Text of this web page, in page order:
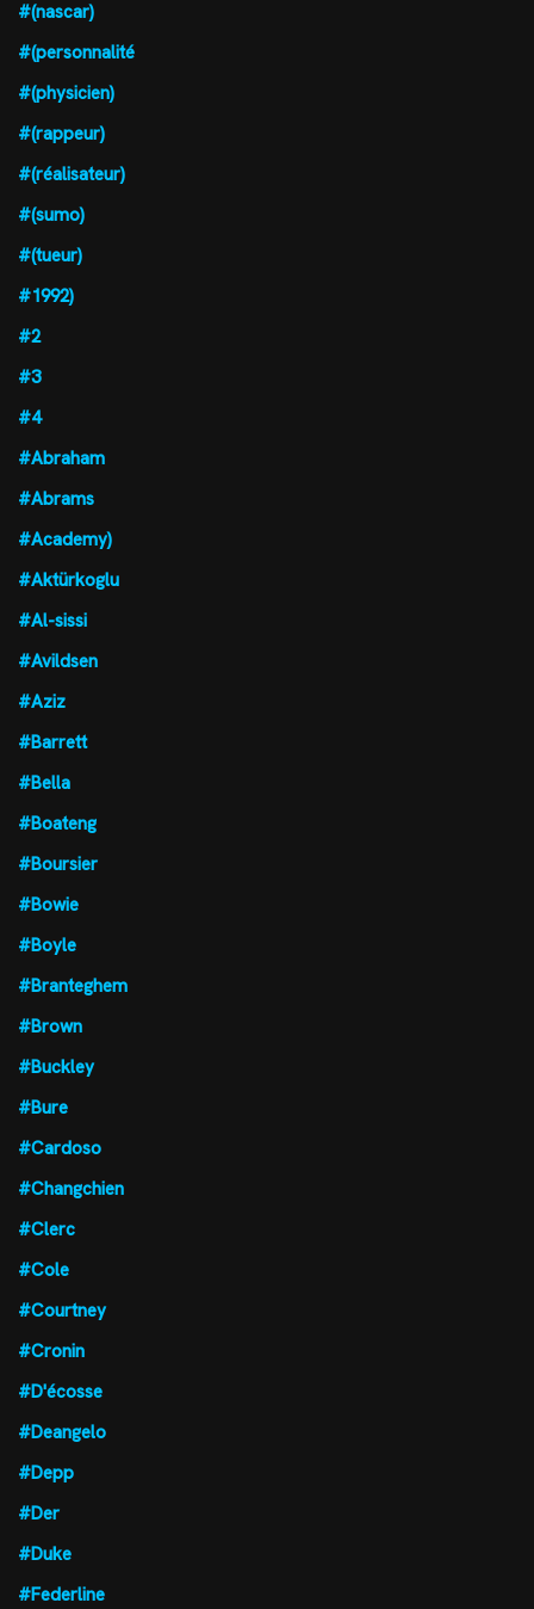
#(nascar)
#(personnalité
#(physicien)
#(rappeur)
#(réalisateur)
#(sumo)
#(tueur)
#1992)
#2
#3
#4
#Abraham
#Abrams
#Academy)
#Aktürkoglu
#Al-sissi
#Avildsen
#Aziz
#Barrett
#Bella
#Boateng
#Boursier
#Bowie
#Boyle
#Branteghem
#Brown
#Buckley
#Bure
#Cardoso
#Changchien
#Clerc
#Cole
#Courtney
#Cronin
#D'écosse
#Deangelo
#Depp
#Der
#Duke
#Federline